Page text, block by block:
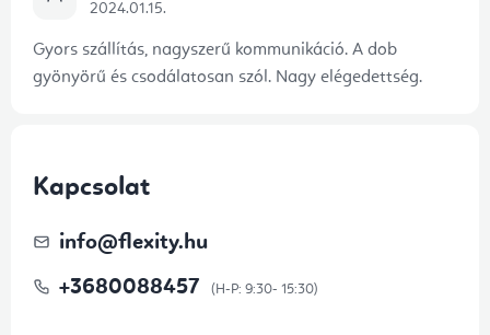
2024.01.15.
Gyors szállítás, nagyszerű kommunikáció. A dob
gyönyörű és csodálatosan szól. Nagy elégedettség.
Kapcsolat
info@flexity.hu
+3680088457